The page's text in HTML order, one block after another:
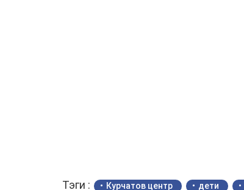
Тэги : Курчатов центр дети